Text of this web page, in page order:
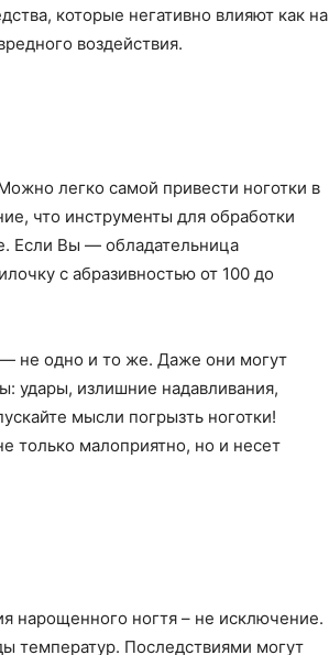
которые негативно влияют как на
воздействия.
легко самой привести ноготки в
что инструменты для обработки
Если Вы — обладательница
с абразивностью от 100 до
не одно и то же. Даже они могут
удары, излишние надавливания,
мысли погрызть ноготки!
только малоприятно, но и несет
нарощенного ногтя – не исключение.
температур. Последствиями могут